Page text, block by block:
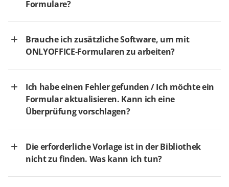
Formulare?
Brauche ich zusätzliche Software, um mit
ONLYOFFICE-Formularen zu arbeiten?
Ich habe einen Fehler gefunden / Ich möchte ein
Formular aktualisieren. Kann ich eine
Überprüfung vorschlagen?
Die erforderliche Vorlage ist in der Bibliothek
nicht zu finden. Was kann ich tun?